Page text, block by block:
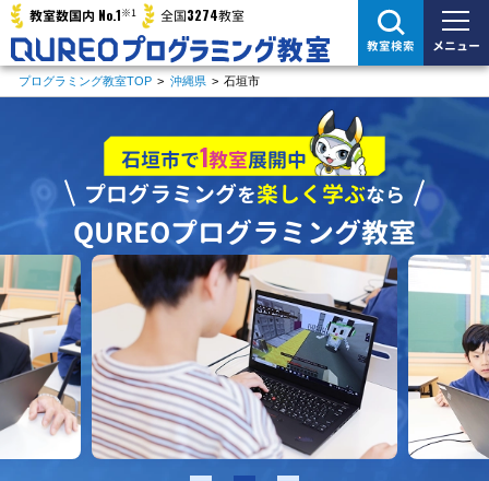
教室数国内 No.1※1 全国3274教室
教室検索 メニュー
プログラミング教室TOP > 沖縄県 > 石垣市
石垣市で1教室展開中
プログラミングを楽しく学ぶなら
QUREOプログラミング教室